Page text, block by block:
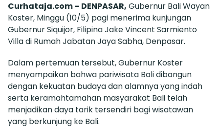
Curhataja.com – DENPASAR, Gubernur Bali Wayan
Koster, Minggu (10/5) pagi menerima kunjungan
Gubernur Siquijor, Filipina Jake Vincent Sarmiento
Villa di Rumah Jabatan Jaya Sabha, Denpasar.
Dalam pertemuan tersebut, Gubernur Koster
menyampaikan bahwa pariwisata Bali dibangun
dengan kekuatan budaya dan alamnya yang indah
serta keramahtamahan masyarakat Bali telah
menjadikan daya tarik tersendiri bagi wisatawan
yang berkunjung ke Bali.